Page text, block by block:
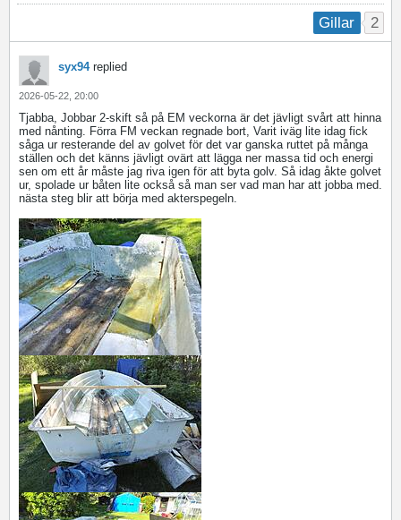
Gillar 2
syx94replied
2026-05-22, 20:00
Tjabba, Jobbar 2-skift så på EM veckorna är det jävligt svårt att hinna
med nånting. Förra FM veckan regnade bort, Varit iväg lite idag fick
såga ur resterande del av golvet för det var ganska ruttet på många
ställen och det känns jävligt ovärt att lägga ner massa tid och energi
sen om ett år måste jag riva igen för att byta golv. Så idag åkte golvet
ur, spolade ur båten lite också så man ser vad man har att jobba med.
nästa steg blir att börja med akterspegeln.